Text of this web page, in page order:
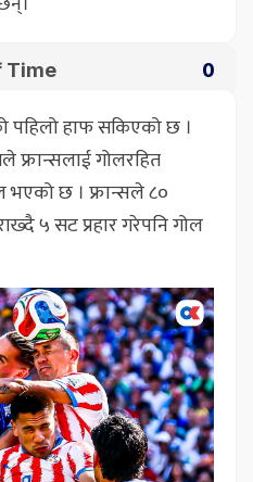
Time 0
पहिलो हाफ सकिएको छ ।
फ्रान्सलाई गोलरहित
भएको छ । फ्रान्सले ८०
५ सट प्रहार गरेपनि गोल